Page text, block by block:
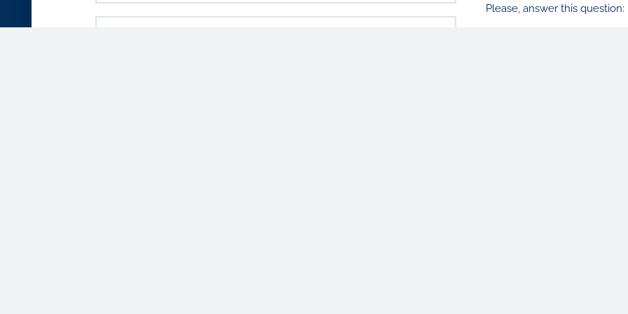
Please, answer this question: